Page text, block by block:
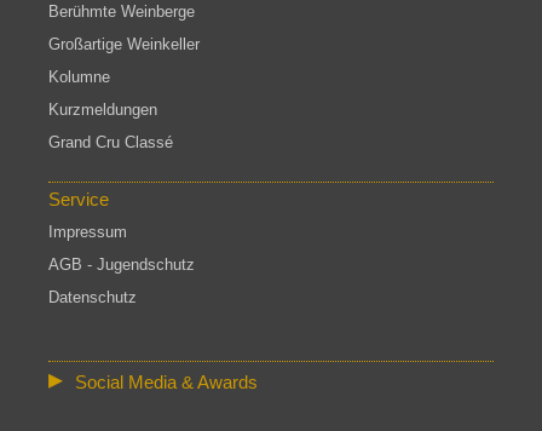
Berühmte Weinberge
Großartige Weinkeller
Kolumne
Kurzmeldungen
Grand Cru Classé
Service
Impressum
AGB - Jugendschutz
Datenschutz
Social Media & Awards